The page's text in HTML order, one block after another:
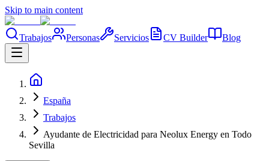
Skip to main content
Trabajos Personas Servicios CV Builder Blog
España
Trabajos
Ayudante de Electricidad para Neolux Energy en Todo
Sevilla